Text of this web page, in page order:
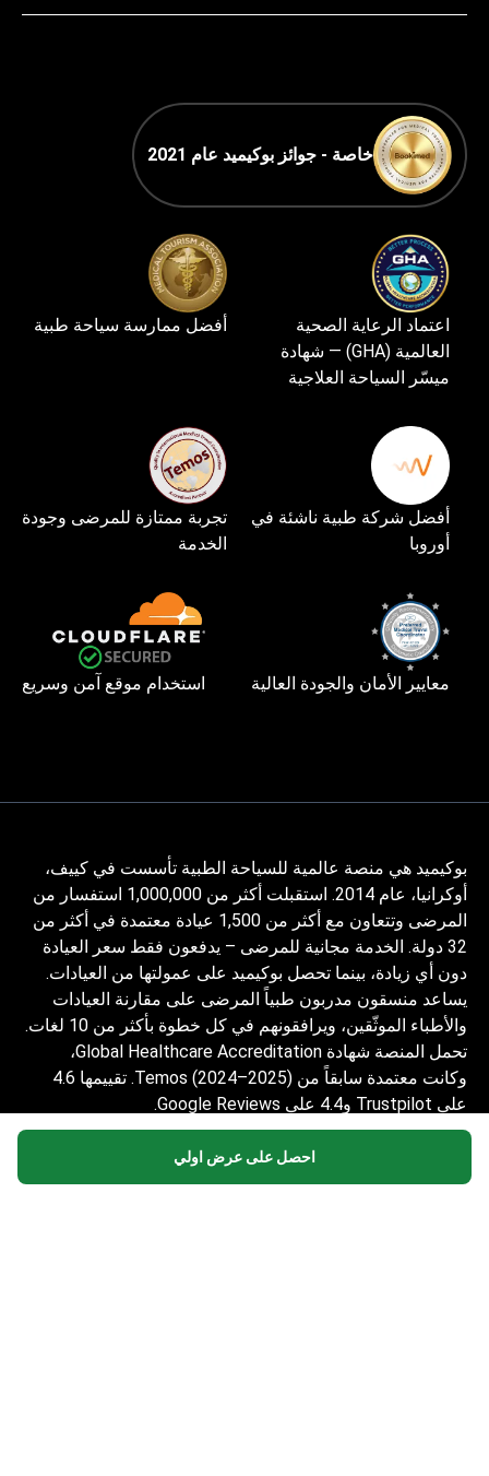
احصل على عرض اولي
خاصة - جوائز بوكيميد عام 2021
اعتماد الرعاية الصحية
العالمية (GHA) — شهادة
ميسّر السياحة العلاجية
أفضل ممارسة سياحة طبية
أفضل شركة طبية ناشئة في
أوروبا
تجربة ممتازة للمرضى وجودة
الخدمة
معايير الأمان والجودة العالية استخدام موقع آمن وسريع
بوكيميد هي منصة عالمية للسياحة الطبية تأسست في كييف،
أوكرانيا، عام 2014. استقبلت أكثر من 1,000,000 استفسار من
المرضى وتتعاون مع أكثر من 1,500 عيادة معتمدة في أكثر من
32 دولة. الخدمة مجانية للمرضى – يدفعون فقط سعر العيادة
دون أي زيادة، بينما تحصل بوكيميد على عمولتها من العيادات.
يساعد منسقون مدربون طبياً المرضى على مقارنة العيادات
والأطباء الموثّقين، ويرافقونهم في كل خطوة بأكثر من 10 لغات.
تحمل المنصة شهادة Global Healthcare Accreditation،
وكانت معتمدة سابقاً من Temos (2024–2025). تقييمها 4.6
على Trustpilot و4.4 على Google Reviews.
للعمل ولا ينبغي تفسيرها على أنها نصيحة طبية أو
توصية علاجية ولا تحل محل زيارة الطبيب.